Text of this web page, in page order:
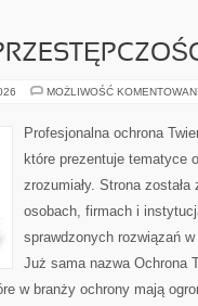
MOŻLIWOŚĆ
Profesjonalna ochrona
które prezentuje tematyce
zrozumiały. Strona
osobach, firmach i
sprawdzonych rozwiązań
Już sama nazwa Ochrona
w branży ochrony mają